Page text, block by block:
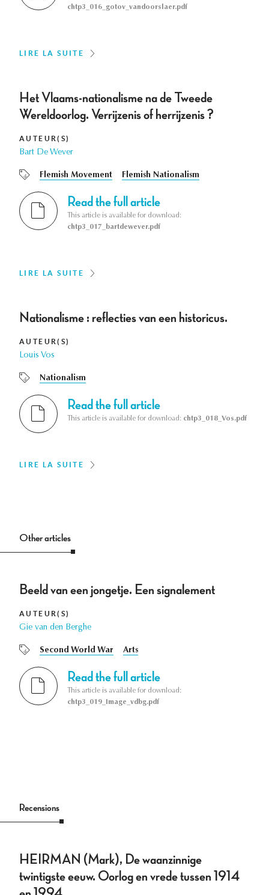
chtp3_016_gotov_vandoorslaer.pdf
LIRE LA SUITE
Het Vlaams-nationalisme na de Tweede
Wereldoorlog. Verrijzenis of herrijzenis ?
AUTEUR(S)
Bart De Wever
Flemish Movement Flemish Nationalism
Read the full article
This article is available for download:
chtp3_017_bartdewever.pdf
LIRE LA SUITE
Nationalisme : reflecties van een historicus.
AUTEUR(S)
Louis Vos
Nationalism
Read the full article
This article is available for download: chtp3_018_Vos.pdf
LIRE LA SUITE
Other articles
Beeld van een jongetje. Een signalement
AUTEUR(S)
Gie van den Berghe
Second World War Arts
Read the full article
This article is available for download:
chtp3_019_Image_vdbg.pdf
Recensions
HEIRMAN (Mark), De waanzinnige
twintigste eeuw. Oorlog en vrede tussen 1914